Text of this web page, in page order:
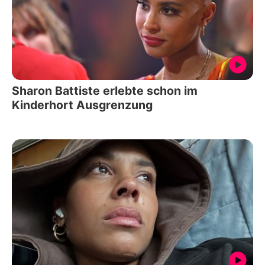
Sharon Battiste erlebte schon im
Kinderhort Ausgrenzung